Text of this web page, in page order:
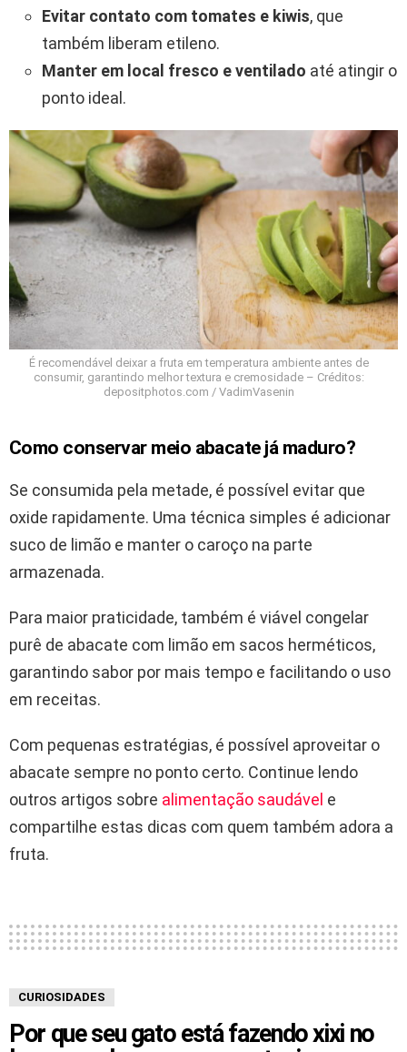
Evitar contato com tomates e kiwis, que
também liberam etileno.
Manter em local fresco e ventilado até atingir o
ponto ideal.
É recomendável deixar a fruta em temperatura ambiente antes de
consumir, garantindo melhor textura e cremosidade – Créditos:
depositphotos.com / VadimVasenin
Como conservar meio abacate já maduro?
Se consumida pela metade, é possível evitar que
oxide rapidamente. Uma técnica simples é adicionar
suco de limão e manter o caroço na parte
armazenada.
Para maior praticidade, também é viável congelar
purê de abacate com limão em sacos herméticos,
garantindo sabor por mais tempo e facilitando o uso
em receitas.
Com pequenas estratégias, é possível aproveitar o
abacate sempre no ponto certo. Continue lendo
outros artigos sobre alimentação saudável e
compartilhe estas dicas com quem também adora a
fruta.
CURIOSIDADES
Por que seu gato está fazendo xixi no